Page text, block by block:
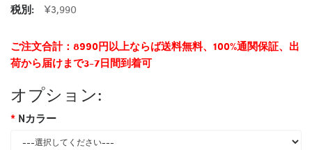
税別:
¥3,990
ご注文合計：8990円以上ならば送料無料、100%通関保証、出
荷から届けまで3-7日間到着可
オプション:
Nカラー